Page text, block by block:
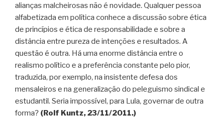
alianças malcheirosas não é novidade. Qualquer pessoa
alfabetizada em política conhece a discussão sobre ética
de princípios e ética de responsabilidade e sobre a
distância entre pureza de intenções e resultados. A
questão é outra. Há uma enorme distância entre o
realismo político e a preferência constante pelo pior,
traduzida, por exemplo, na insistente defesa dos
mensaleiros e na generalização do peleguismo sindical e
estudantil. Seria impossível, para Lula, governar de outra
forma? (Rolf Kuntz, 23/11/2011.)